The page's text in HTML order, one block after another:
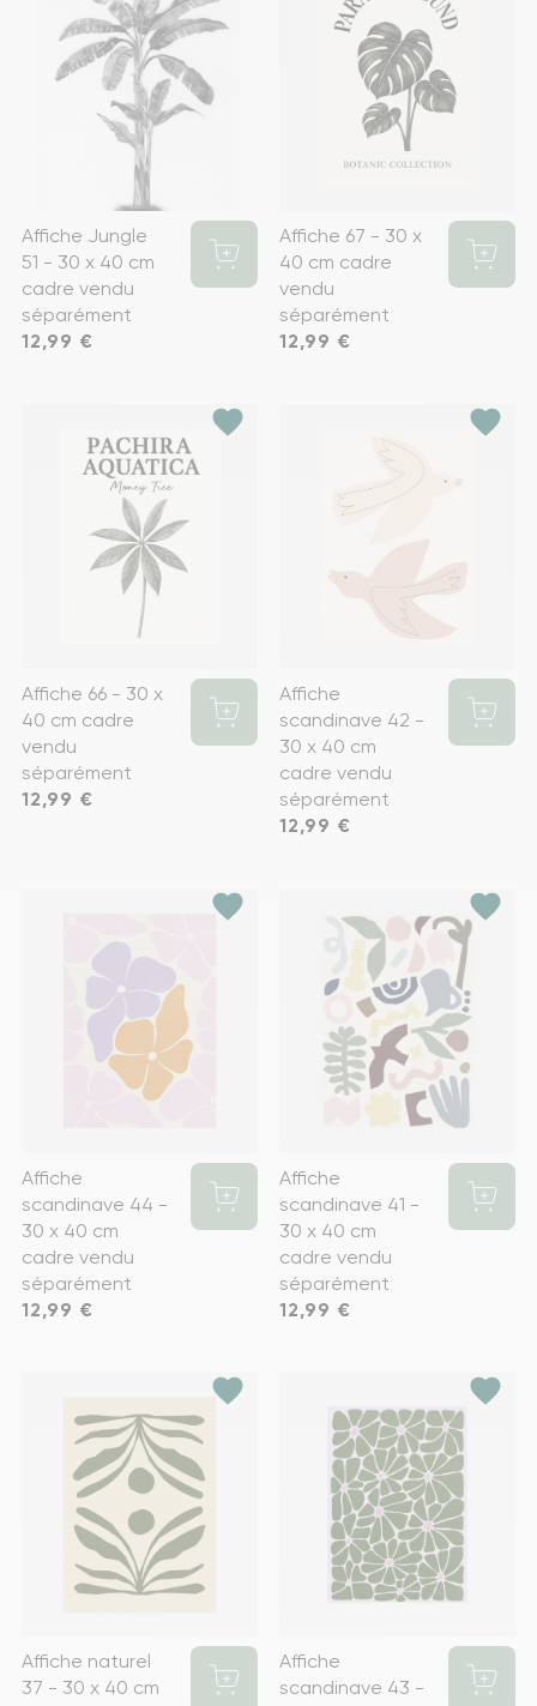
Affiche Jungle
51 - 30 x 40 cm
cadre vendu
séparément
Prix
12,99 €
Affiche 67 - 30 x
40 cm cadre
vendu
séparément
Prix
12,99 €
favorite
Affiche 66 - 30 x
40 cm cadre
vendu
séparément
Prix
12,99 €
favorite
Affiche
scandinave 42 -
30 x 40 cm
cadre vendu
séparément
Prix
12,99 €
favorite
Affiche
scandinave 44 -
30 x 40 cm
cadre vendu
séparément
Prix
12,99 €
favorite
Affiche
scandinave 41 -
30 x 40 cm
cadre vendu
séparément
Prix
12,99 €
favorite
Affiche naturel
37 - 30 x 40 cm
favorite
Affiche
scandinave 43 -